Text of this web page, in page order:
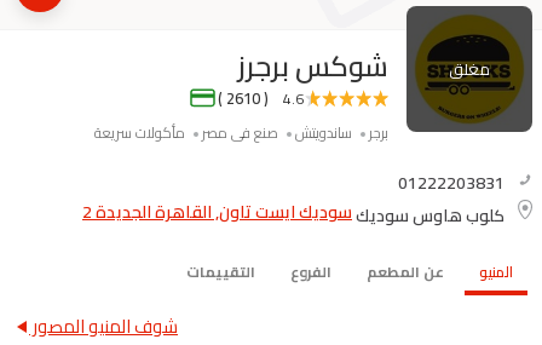
مغلق شوكس برجرز
4.6
( 2610 )
برجر ساندويتش صنع فى مصر مأكولات سريعة
01222203831
كلوب هاوس سوديكسوديك ايست تاون, القاهرة الجديدة 2
المنيو عن المطعم الفروع التقييمات
شوف المنيو المصور